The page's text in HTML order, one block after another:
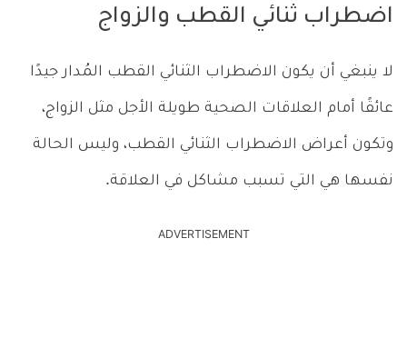
اضطراب ثنائي القطب والزواج
لا ينبغي أن يكون الاضطراب الثنائي القطب المُدار جيدًا
عائقًا أمام العلاقات الصحية طويلة الأجل مثل الزواج،
وتكون أعراض الاضطراب الثنائي القطب، وليس الحالة
نفسها هي التي تسبب مشاكل في العلاقة.
ADVERTISEMENT